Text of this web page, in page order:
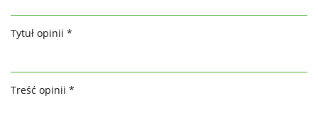
Tytuł opinii *
Treść opinii *